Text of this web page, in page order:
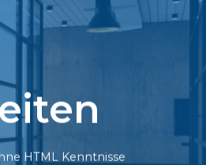
HTML Kenntnisse